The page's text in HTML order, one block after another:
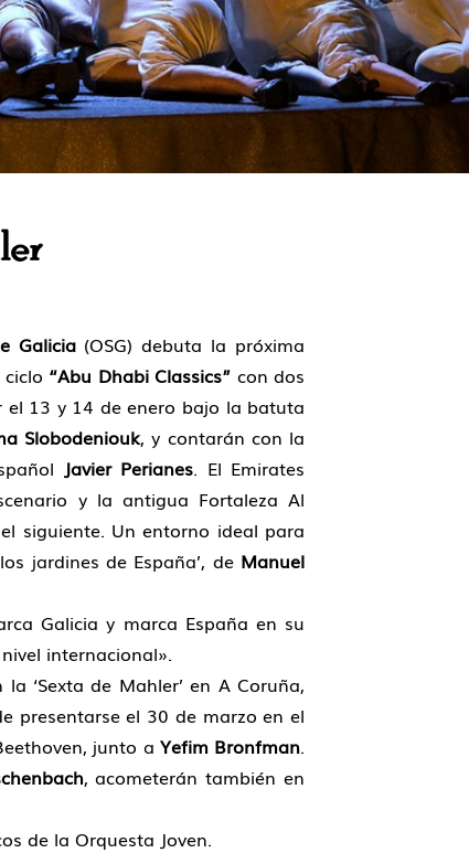
Galicia(OSG) debuta la próxima
“Abu Dhabi Classics” con dos
el 13 y 14 de enero bajo la batuta
Slobodeniouk, y contarán con la
Javier Perianes. El Emirates
y la antigua Fortaleza Al
siguiente. Un entorno ideal para
jardines de España’, de Manuel
Galicia y marca España en su
internacional».
‘Sexta de Mahler’ en A Coruña,
presentarse el 30 de marzo en el
junto a Yefim Bronfman.
, acometerán también en
de la Orquesta Joven.